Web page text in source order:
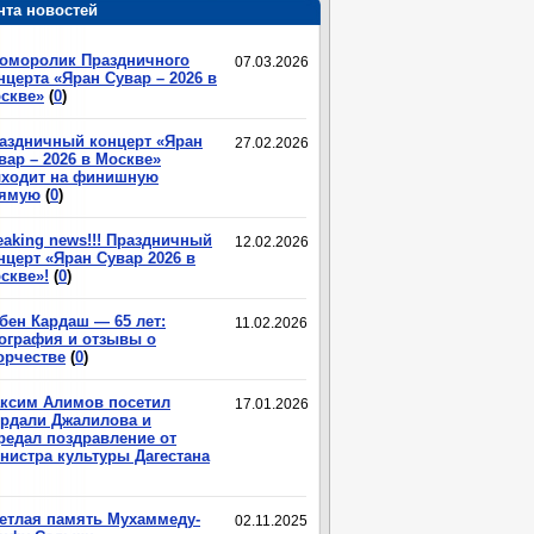
новостей
07.03.2026
Праздничного
«Яран Сувар – 2026 в
(0)
27.02.2026
концерт «Яран
– 2026 в Москве»
на финишную
(0)
12.02.2026
news!!! Праздничный
«Яран Сувар 2026 в
(0)
11.02.2026
Кардаш — 65 лет:
и отзывы о
(0)
17.01.2026
Алимов посетил
Джалилова и
поздравление от
культуры Дагестана
02.11.2025
память Мухаммеду-